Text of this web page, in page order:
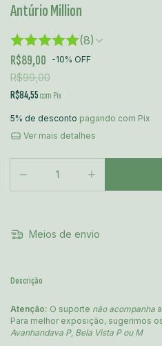
Antúrio Million
(8)
R$89,00 -10% OFF
R$99,00
R$84,55com Pix
5% de desconto pagando com Pix
Ver mais detalhes
Meios de envio
Descrição
Atenção: O suporte não acompanha
Para melhor exposição, sugerimos
Avanhandava P, Bela Vista P ou M